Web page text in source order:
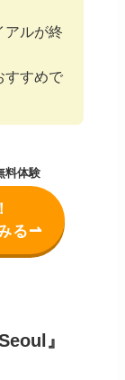
アルが終
すすめで
料体験
る⇀
』